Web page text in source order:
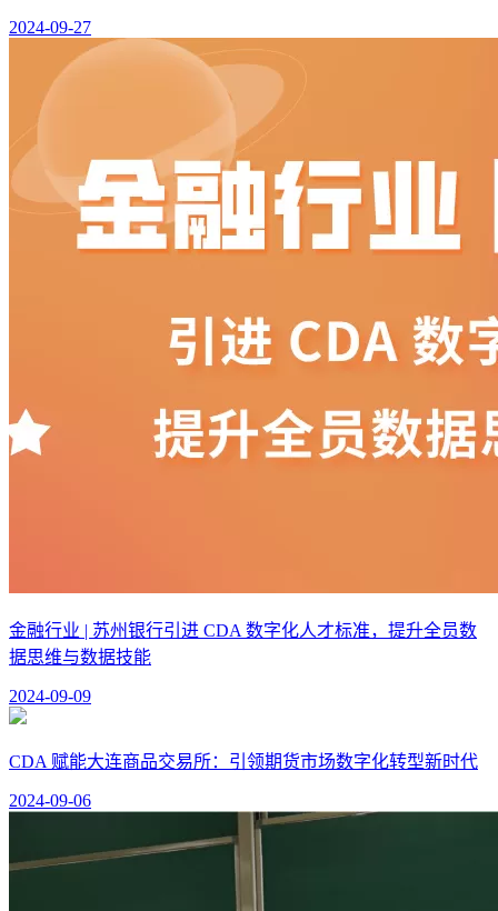
2024-09-27
金融行业 | 苏州银行引进 CDA 数字化人才标准，提升全员数
据思维与数据技能
2024-09-09
CDA 赋能大连商品交易所：引领期货市场数字化转型新时代
2024-09-06